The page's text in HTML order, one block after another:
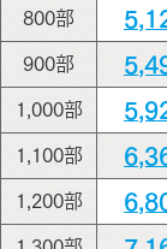
800部
900部
1,000部
1,100部
1,200部